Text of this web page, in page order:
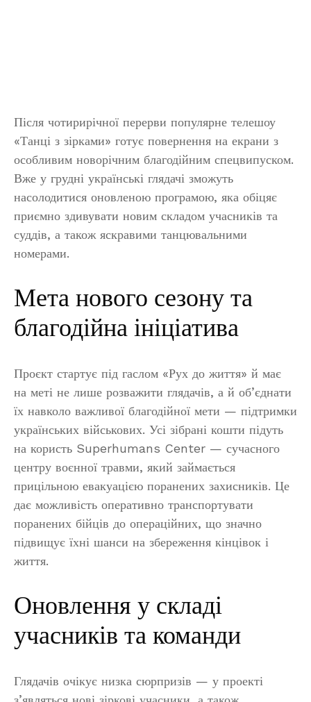
Після чотирирічної перерви популярне телешоу
«Танці з зірками» готує повернення на екрани з
особливим новорічним благодійним спецвипуском.
Вже у грудні українські глядачі зможуть
насолодитися оновленою програмою, яка обіцяє
приємно здивувати новим складом учасників та
суддів, а також яскравими танцювальними
номерами.
Мета нового сезону та
благодійна ініціатива
Проєкт стартує під гаслом «Рух до життя» й має
на меті не лише розважити глядачів, а й об’єднати
їх навколо важливої благодійної мети — підтримки
українських військових. Усі зібрані кошти підуть
на користь Superhumans Center — сучасного
центру воєнної травми, який займається
прицільною евакуацією поранених захисників. Це
дає можливість оперативно транспортувати
поранених бійців до операційних, що значно
підвищує їхні шанси на збереження кінцівок і
життя.
Оновлення у складі
учасників та команди
Глядачів очікує низка сюрпризів — у проекті